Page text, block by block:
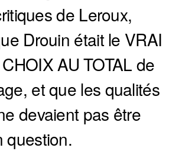
de Leroux,
Drouin était le VRAI
AU TOTAL de
et que les qualités
devaient pas être
question.